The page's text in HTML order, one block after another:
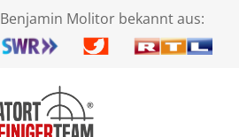
Molitor bekannt aus: